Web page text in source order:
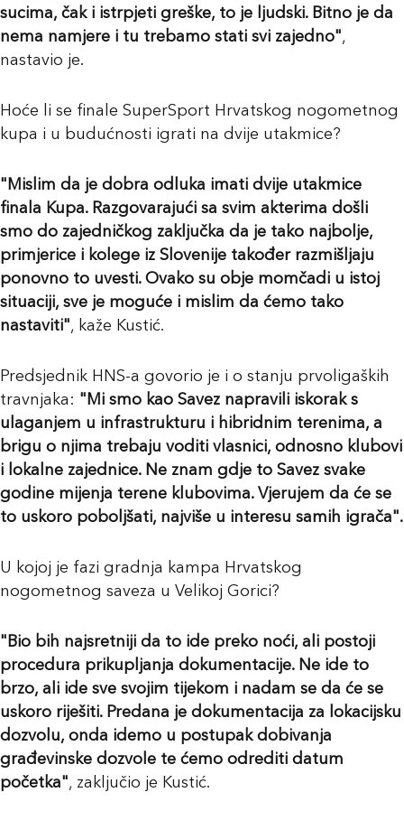
sucima, čak i istrpjeti greške, to je ljudski. Bitno je da
nema namjere i tu trebamo stati svi zajedno",
nastavio je.
Hoće li se finale SuperSport Hrvatskog nogometnog
kupa i u budućnosti igrati na dvije utakmice?
"Mislim da je dobra odluka imati dvije utakmice
finala Kupa. Razgovarajući sa svim akterima došli
smo do zajedničkog zaključka da je tako najbolje,
primjerice i kolege iz Slovenije također razmišljaju
ponovno to uvesti. Ovako su obje momčadi u istoj
situaciji, sve je moguće i mislim da ćemo tako
nastaviti", kaže Kustić.
Predsjednik HNS-a govorio je i o stanju prvoligaških
travnjaka: "Mi smo kao Savez napravili iskorak s
ulaganjem u infrastrukturu i hibridnim terenima, a
brigu o njima trebaju voditi vlasnici, odnosno klubovi
i lokalne zajednice. Ne znam gdje to Savez svake
godine mijenja terene klubovima. Vjerujem da će se
to uskoro poboljšati, najviše u interesu samih igrača".
U kojoj je fazi gradnja kampa Hrvatskog
nogometnog saveza u Velikoj Gorici?
"Bio bih najsretniji da to ide preko noći, ali postoji
procedura prikupljanja dokumentacije. Ne ide to
brzo, ali ide sve svojim tijekom i nadam se da će se
uskoro riješiti. Predana je dokumentacija za lokacijsku
dozvolu, onda idemo u postupak dobivanja
građevinske dozvole te ćemo odrediti datum
početka", zaključio je Kustić.